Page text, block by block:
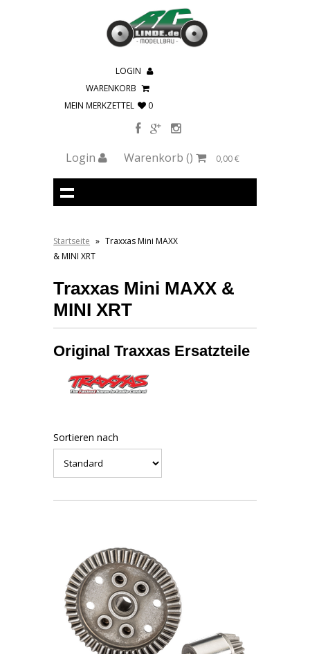
LOGIN
WARENKORB
MEIN MERKZETTEL
0
Login Warenkorb() 0,00 €
Startseite » Traxxas Mini MAXX
& MINI XRT
Traxxas Mini MAXX &
MINI XRT
Original Traxxas Ersatzteile
Sortieren nach